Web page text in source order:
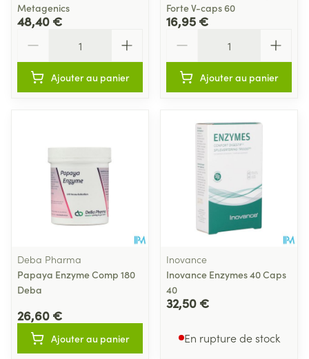
Metagenics
48,40 €
Ajouter au panier
Forte V-caps 60
16,95 €
Ajouter au panier
Deba Pharma
Papaya Enzyme Comp 180
Deba
26,60 €
Ajouter au panier
Inovance
Inovance Enzymes 40 Caps
40
32,50 €
En rupture de stock